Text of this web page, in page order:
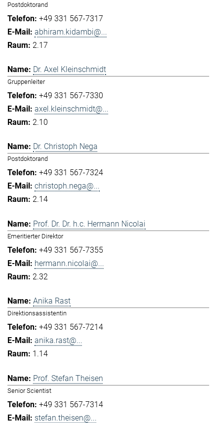
Postdoktorand
+49 331 567-7317
abhiram.kidambi@...
2.17
Dr. Axel Kleinschmidt
Gruppenleiter
+49 331 567-7330
axel.kleinschmidt@...
2.10
Dr. Christoph Nega
Postdoktorand
+49 331 567-7324
christoph.nega@...
2.14
Prof. Dr. Dr. h.c. Hermann Nicolai
Emeritierter Direktor
+49 331 567-7355
hermann.nicolai@...
2.32
Anika Rast
Direktionsassistentin
+49 331 567-7214
anika.rast@...
1.14
Prof. Stefan Theisen
Senior Scientist
+49 331 567-7314
stefan.theisen@...